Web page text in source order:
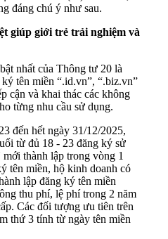
đáng chú ý như sau.
giúp giới trẻ trải nghiệm và
nhất của Thông tư 20 là
tên miền “.id.vn”, “.biz.vn”
cận và khai thác các không
từng nhu cầu sử dụng.
đến hết ngày 31/12/2025,
từ đủ 18 - 23 đăng ký sử
thành lập trong vòng 1
tên miền, hộ kinh doanh có
lập đăng ký tên miền
thu phí, lệ phí trong 2 năm
Các đối tượng ưu tiên trên
thứ 3 tính từ ngày tên miền